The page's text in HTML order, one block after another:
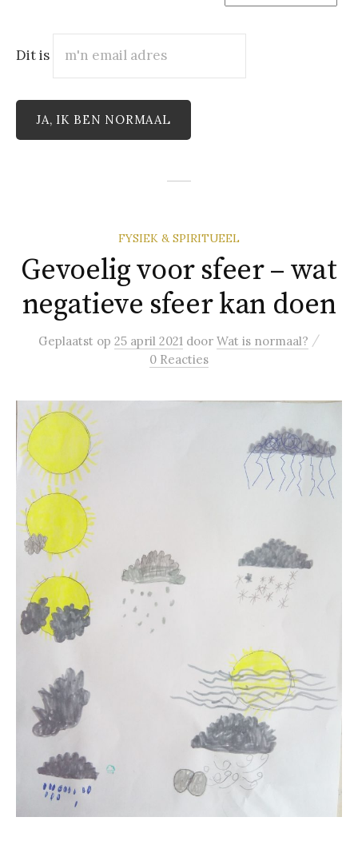
Dit is
FYSIEK & SPIRITUEEL
Gevoelig voor sfeer – wat
negatieve sfeer kan doen
Geplaatst op 25 april 2021 door Wat is normaal? /
0 Reacties